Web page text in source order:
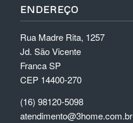
ENDEREÇO
Rua Madre Rita, 1257
Jd. São Vicente
Franca SP
CEP 14400-270
(16) 98120-5098
atendimento@3home.com.br